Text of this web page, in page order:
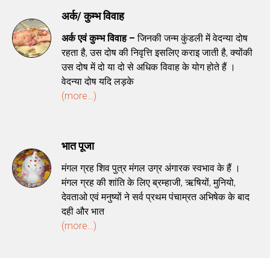
अर्क/ कुम्भ विवाह
अर्क एवं कुम्भ विवाह – जिनकी जन्म कुंडली में वेदन्या दोष
रहता है, उस दोष की निवृत्ति इसलिए कराइ जाती है, क्योंकी
उस दोष में दो या दो से अधिक विवाह के योग होते हैं ।
वेदन्या दोष यदि लड़के
(more…)
भात पूजा
मंगल ग्रह शिव पुत्र मंगल उग्र अंगारक स्वभाव के हैं ।
मंगल ग्रह की शांति के लिए ब्रम्हाजी, ऋषियों, मुनियो,
देवताओ एवं मनुष्यों ने सर्व प्रथम पंचाम्रत अभिषेक के बाद
दही और भात
(more…)